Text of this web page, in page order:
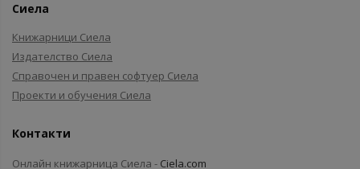
Сиела
Книжарници Сиела
Издателство Сиела
Справочен и правен софтуер Сиела
Проекти и обучения Сиела
Контакти
Онлайн книжарница Сиела - Ciela.com